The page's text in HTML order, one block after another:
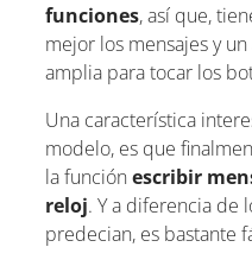
funciones, así que,
mejor los mensajes y
amplia para tocar los
Una característica
modelo, es que
la funciónescribir
reloj. Y a diferencia de
predecian, es bastante